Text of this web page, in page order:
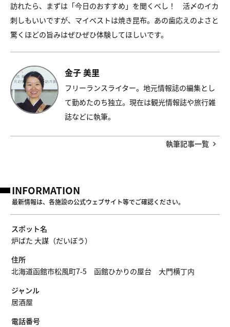
訪れたら、まずは「今日のおすすめ」を聞くべし！ 活〆のイカ
刺しもいいですが、マイベストは焼き昆布。あの歯応えのよさと
驚くほどの旨みはぜひぜひ体験してほしいです。
金子 美里
フリーランスライター。地元情報誌の編集とし
て勤めたのち独立。現在は観光情報誌や旅行雑
誌などに執筆。
執筆記事一覧
INFORMATION
最新情報は、各施設の公式ウェブサイト等でご確認ください。
スポット名
炉ばた 大謀（だいぼう）
住所
北海道函館市松風町7-5 函館ひかりの屋台 大門横丁内
ジャンル
居酒屋
電話番号